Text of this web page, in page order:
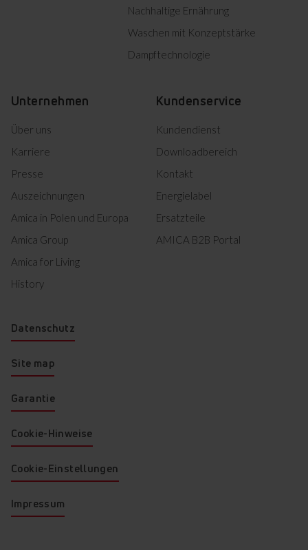
Nachhaltige Ernährung
Waschen mit Konzeptstärke
Dampftechnologie
Unternehmen
Über uns
Karriere
Presse
Auszeichnungen
Amica in Polen und Europa
Amica Group
Amica for Living
History
Kundenservice
Kundendienst
Downloadbereich
Kontakt
Energielabel
Ersatzteile
AMICA B2B Portal
Datenschutz
Site map
Garantie
Cookie-Hinweise
Cookie-Einstellungen
Impressum